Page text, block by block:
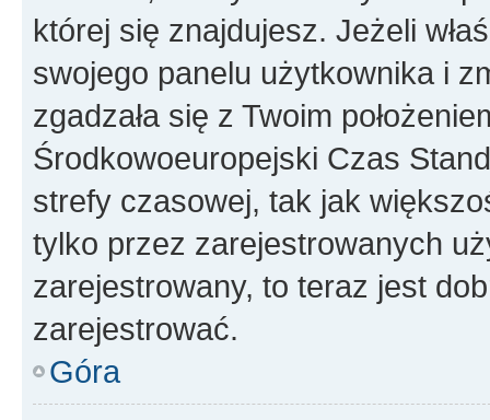
której się znajdujesz. Jeżeli
swojego panelu użytkownika i
zgadzała się z Twoim
Środkowoeuropejski Czas
strefy czasowej, tak jak
tylko przez zarejestrowanych
zarejestrowany, to teraz jest
zarejestrować.
Góra